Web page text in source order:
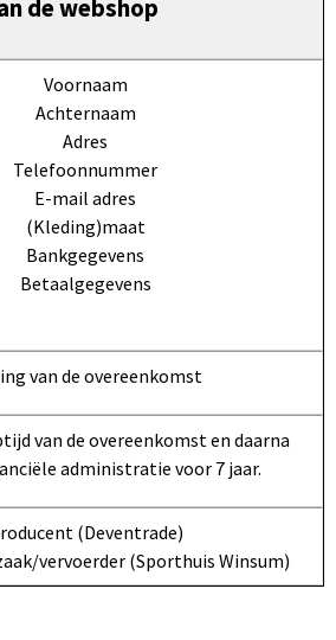
de webshop
Voornaam
Achternaam
Adres
Telefoonnummer
E-mail adres
(Kleding)maat
Bankgegevens
Betaalgegevens
van de overeenkomst
van de overeenkomst en daarna
administratie voor 7 jaar.
(Deventrade)
vervoerder (Sporthuis Winsum)